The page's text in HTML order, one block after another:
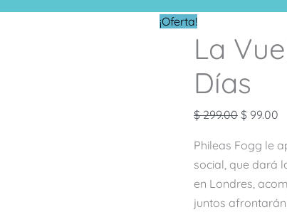
¡Oferta!
La
Días
$299.00
precio
original
era:
$ 299.00.
$ 99.00
Phileas Fogg le
social, que dará
en Londres,
juntos